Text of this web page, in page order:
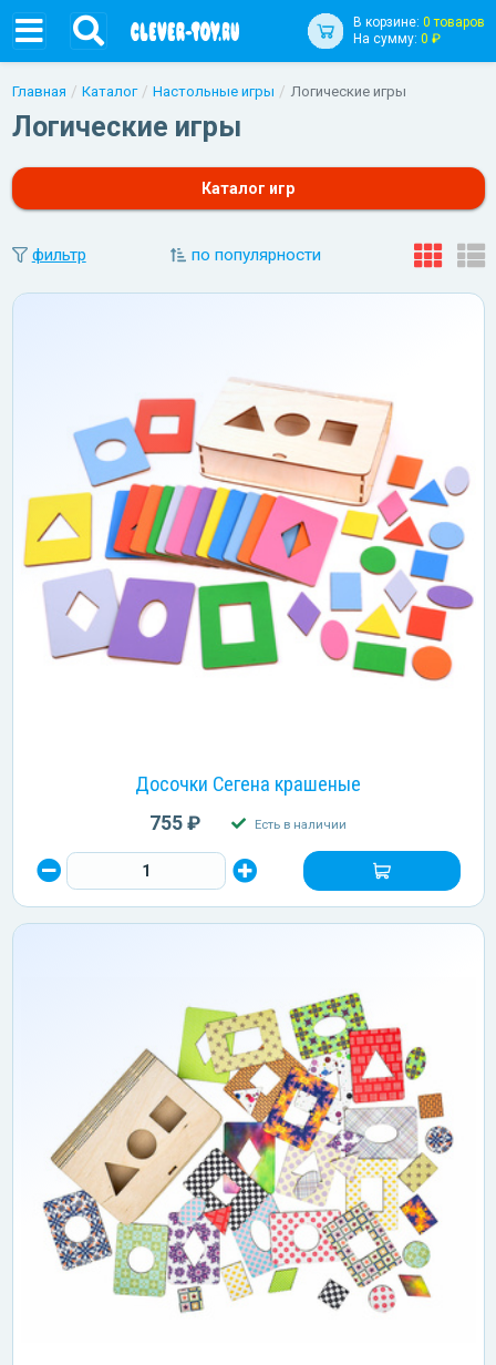
В корзине: 0 товаров
На сумму: 0 ₽
Главная Каталог Настольные игры Логические игры
Логические игры
Каталог игр
фильтр по популярности
Досочки Сегена крашеные
755 ₽ Есть в наличии